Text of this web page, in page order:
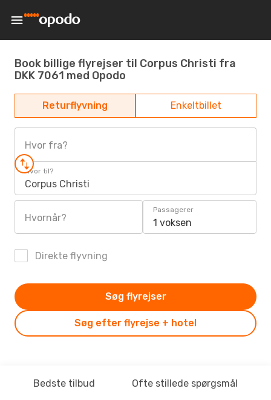
Book billige flyrejser til Corpus Christi fra
DKK 7061 med Opodo
Returflyvning Enkeltbillet
Hvor fra?
Hvor til?
Corpus Christi
Hvornår?
Passagerer
1 voksen
Direkte flyvning
Søg efter flyrejse + hotel
Søg flyrejser
Bedste tilbud Ofte stillede spørgsmål